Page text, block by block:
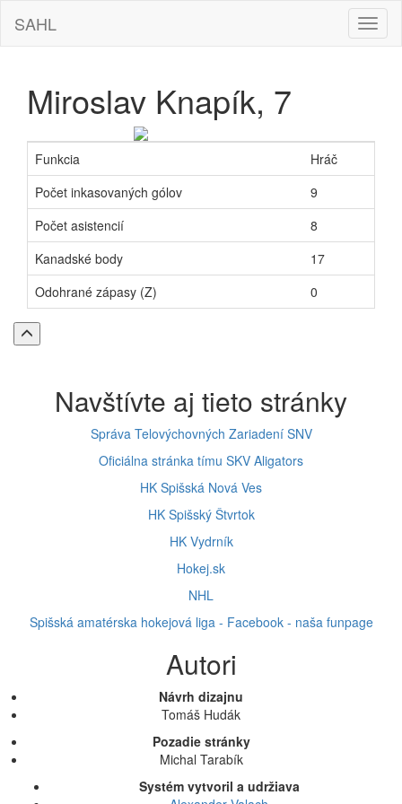
SAHL
Miroslav Knapík, 7
Funkcia
Hráč
Počet inkasovaných gólov
9
Počet asistencií
8
Kanadské body
17
Odohrané zápasy (Z)
0
Späť
na
Navštívte aj tieto stránky
Správa Telovýchovných Zariadení SNV
Oficiálna stránka tímu SKV Aligators
HK Spišská Nová Ves
HK Spišský Štvrtok
HK Vydrník
Hokej.sk
NHL
Spišská amatérska hokejová liga - Facebook - naša funpage
Autori
Návrh dizajnu
Tomáš Hudák
Pozadie stránky
Michal Tarabík
Systém vytvoril a udržiava